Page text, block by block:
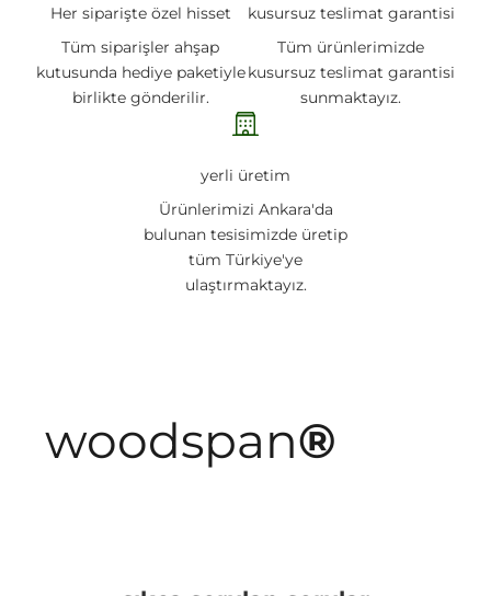
Her siparişte özel hisset
Tüm siparişler ahşap
kutusunda hediye paketiyle
birlikte gönderilir.
kusursuz teslimat garantisi
Tüm ürünlerimizde
kusursuz teslimat garantisi
sunmaktayız.
yerli üretim
Ürünlerimizi Ankara'da
bulunan tesisimizde üretip
tüm Türkiye'ye
ulaştırmaktayız.
woodspan®